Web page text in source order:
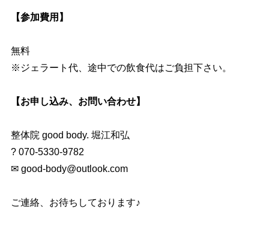
【参加費用】
無料
※ジェラート代、途中での飲食代はご負担下さい。
【お申し込み、お問い合わせ】
整体院 good body. 堀江和弘
? 070-5330-9782
✉ good-body@outlook.com
ご連絡、お待ちしております♪